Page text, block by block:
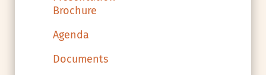
Brochure
Agenda
Documents